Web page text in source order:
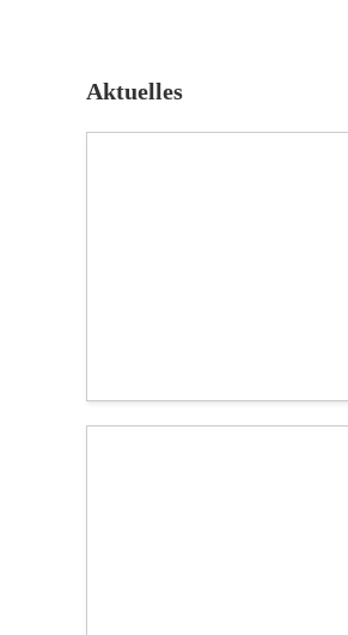
Aktuelles